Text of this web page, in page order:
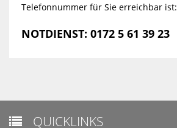
Telefonnummer für Sie erreichbar ist:
NOTDIENST: 0172 5 61 39 23
 QUICKLINKS